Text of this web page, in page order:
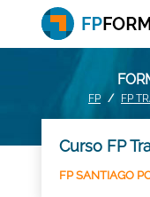
FP FP
Curso FP
FP SANTIAGO